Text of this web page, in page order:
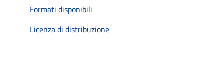
Formati disponibili
Licenza di distribuzione